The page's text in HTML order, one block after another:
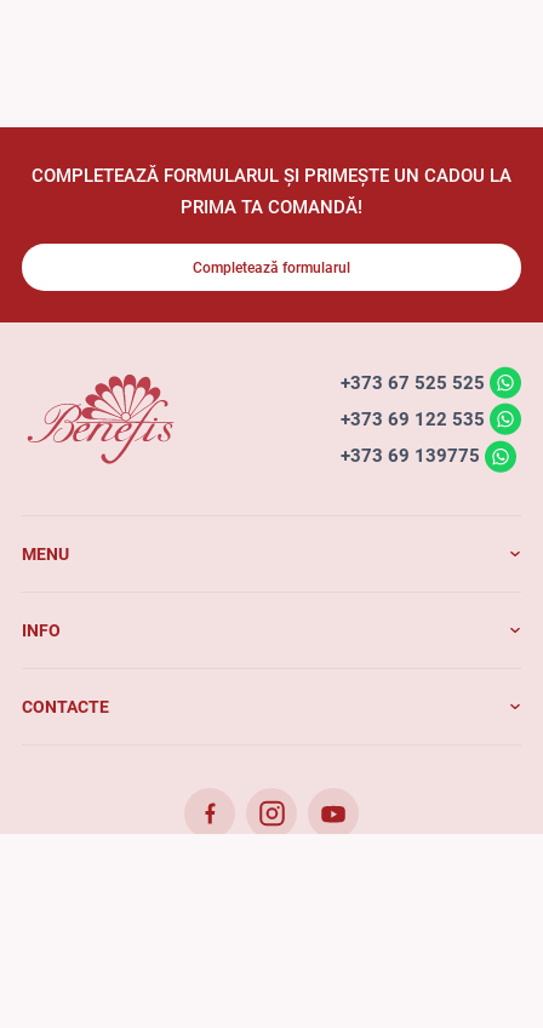
COMPLETEAZĂ FORMULARUL ȘI PRIMEȘTE UN CADOU LA
PRIMA TA COMANDĂ!
Completează formularul
+373 67 525 525
+373 69 122 535
+373 69 139775
MENU
INFO
CONTACTE